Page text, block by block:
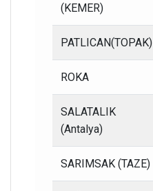
(KEMER)
PATLICAN(TOPAK)
ROKA
SALATALIK
(Antalya)
SARIMSAK (TAZE)